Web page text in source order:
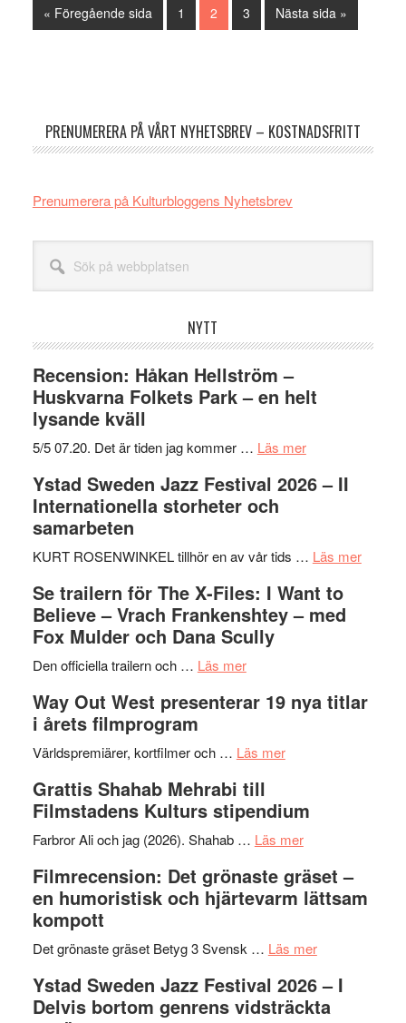
« Go
to
Föregående sida Sida
1 Sida
2 Sida
3
Go
to
Nästa sida »
PRENUMERERA PÅ VÅRT NYHETSBREV – KOSTNADSFRITT
Prenumerera på Kulturbloggens Nyhetsbrev
webbplatsen
NYTT
Recension: Håkan Hellström –
Huskvarna Folkets Park – en helt
lysande kväll
5/5 07.20. Det är tiden jag kommer … Läs merom
Håkan
Huskvarna
Park
–
kväll
Ystad Sweden Jazz Festival 2026 – II
Internationella storheter och
samarbeten
KURT ROSENWINKEL tillhör en av vår tids … Läs merom
II
Se trailern för The X-Files: I Want to
Believe – Vrach Frankenshtey – med
Fox Mulder och Dana Scully
Den officiella trailern och … Läs merom
trailern
The
Files:
I
Want
Believe
–
Frankenshtey
med
Fox
Way Out West presenterar 19 nya titlar
i årets filmprogram
Världspremiärer, kortfilmer och … Läs merom
West
presenterar
nya
titlar
årets
Grattis Shahab Mehrabi till
Filmstadens Kulturs stipendium
Farbror Ali och jag (2026). Shahab … Läs merom
Shahab
Mehrabi
Filmstadens
stipendium
Filmrecension: Det grönaste gräset –
en humoristisk och hjärtevarm lättsam
kompott
Det grönaste gräset Betyg 3 Svensk … Läs merom
Det
grönaste
Ystad Sweden Jazz Festival 2026 – I
Delvis bortom genrens vidsträckta